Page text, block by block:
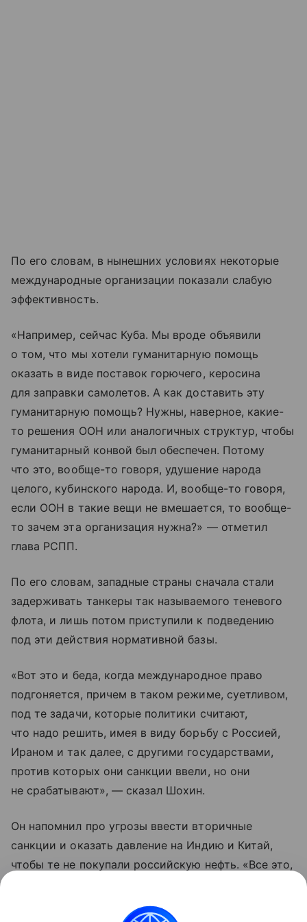
По его словам, в нынешних условиях некоторые
международные организации показали слабую
эффективность.
«Например, сейчас Куба. Мы вроде объявили
о том, что мы хотели гуманитарную помощь
оказать в виде поставок горючего, керосина
для заправки самолетов. А как доставить эту
гуманитарную помощь? Нужны, наверное, какие-
то решения ООН или аналогичных структур, чтобы
гуманитарный конвой был обеспечен. Потому
что это, вообще-то говоря, удушение народа
целого, кубинского народа. И, вообще-то говоря,
если ООН в такие вещи не вмешается, то вообще-
то зачем эта организация нужна?» — отметил
глава РСПП.
По его словам, западные страны сначала стали
задерживать танкеры так называемого теневого
флота, и лишь потом приступили к подведению
под эти действия нормативной базы.
«Вот это и беда, когда международное право
подгоняется, причем в таком режиме, суетливом,
под те задачи, которые политики считают,
что надо решить, имея в виду борьбу с Россией,
Ираном и так далее, с другими государствами,
против которых они санкции ввели, но они
не срабатывают», — сказал Шохин.
Он напомнил про угрозы ввести вторичные
санкции и оказать давление на Индию и Китай,
чтобы те не покупали российскую нефть. «Все это,
империалистическое в таком классическом виде